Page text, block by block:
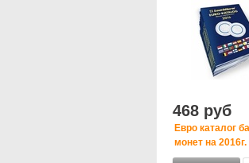
468 руб
Евро каталог
монет на 2016г.